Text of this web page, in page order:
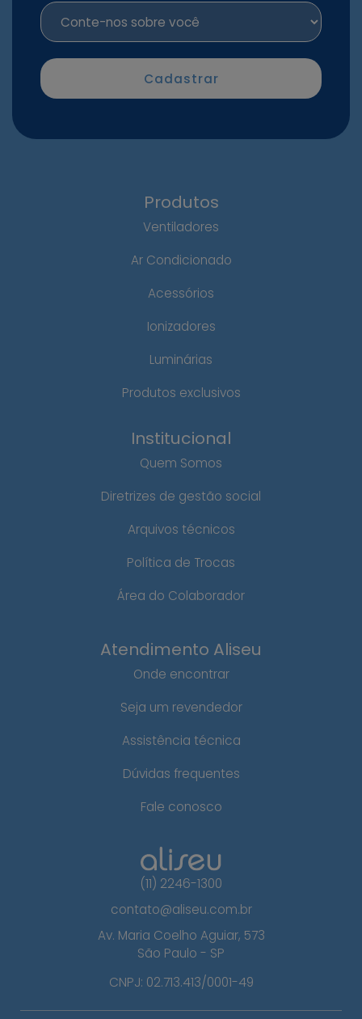
Produtos
Ventiladores
Ar Condicionado
Acessórios
Ionizadores
Luminárias
Produtos exclusivos
Institucional
Quem Somos
Diretrizes de gestão social
Arquivos técnicos
Política de Trocas
Área do Colaborador
Atendimento Aliseu
Onde encontrar
Seja um revendedor
Assistência técnica
Dúvidas frequentes
Fale conosco
(11) 2246-1300
contato@aliseu.com.br
Av. Maria Coelho Aguiar, 573
São Paulo - SP
CNPJ: 02.713.413/0001-49